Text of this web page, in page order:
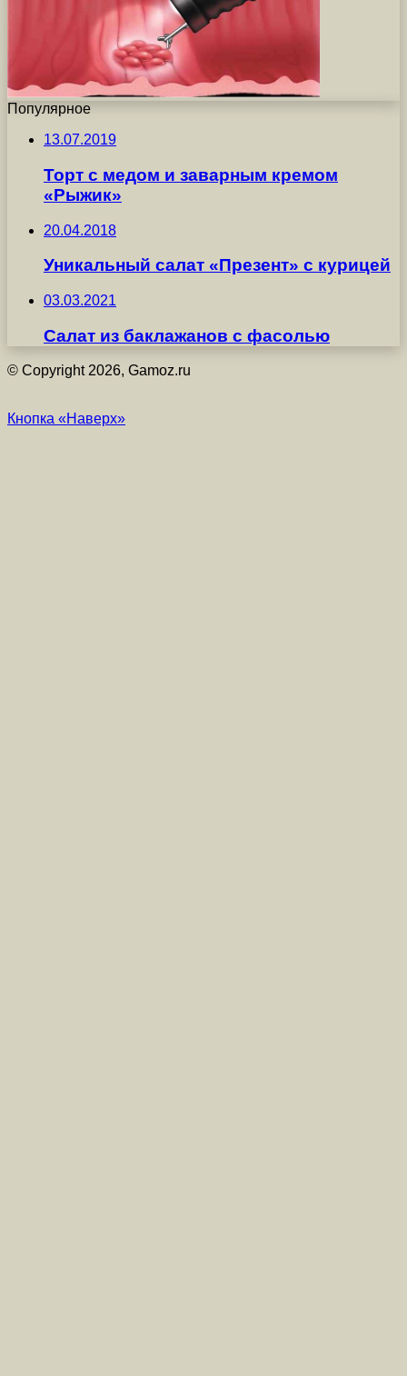
Популярное
13.07.2019
Торт с медом и заварным кремом
«Рыжик»
20.04.2018
Уникальный салат «Презент» с курицей
03.03.2021
Салат из баклажанов с фасолью
© Copyright 2026, Gamoz.ru
Кнопка «Наверх»